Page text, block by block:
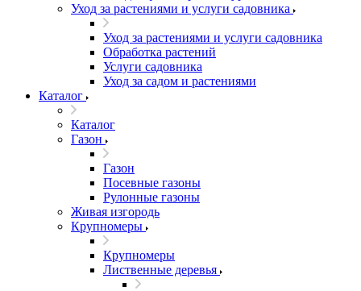
Уход за растениями и услуги садовника
Уход за растениями и услуги садовника
Обработка растений
Услуги садовника
Уход за садом и растениями
Каталог
Каталог
Газон
Газон
Посевные газоны
Рулонные газоны
Живая изгородь
Крупномеры
Крупномеры
Лиственные деревья